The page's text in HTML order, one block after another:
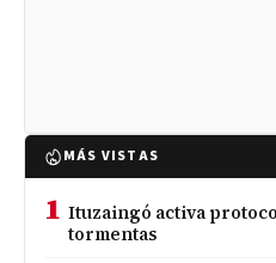
MÁS VISTAS
1 Ituzaingó activa
tormentas